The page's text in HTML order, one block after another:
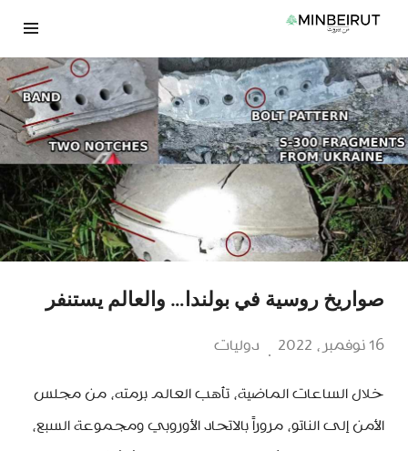
انتقل
المحتوى
صواريخ روسية في بولندا… والعالم يستنفر
16 نوفمبر، 2022 دوليات
خلال الساعات الماضية، تأهب العالم برمته، من مجلس
الأمن إلى الناتو، مروراً بالاتحاد الأوروبي ومجموعة السبع،